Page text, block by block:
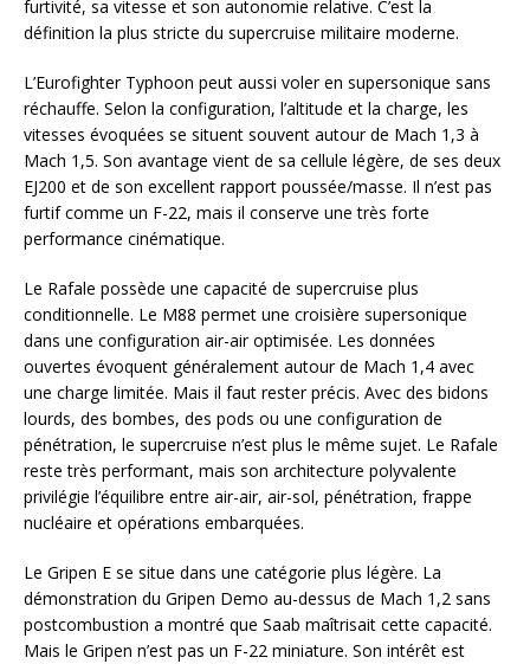
furtivité, sa vitesse et son autonomie relative. C’est la
définition la plus stricte du supercruise militaire moderne.
L’Eurofighter Typhoon peut aussi voler en supersonique sans
réchauffe. Selon la configuration, l’altitude et la charge, les
vitesses évoquées se situent souvent autour de Mach 1,3 à
Mach 1,5. Son avantage vient de sa cellule légère, de ses deux
EJ200 et de son excellent rapport poussée/masse. Il n’est pas
furtif comme un F-22, mais il conserve une très forte
performance cinématique.
Le Rafale possède une capacité de supercruise plus
conditionnelle. Le M88 permet une croisière supersonique
dans une configuration air-air optimisée. Les données
ouvertes évoquent généralement autour de Mach 1,4 avec
une charge limitée. Mais il faut rester précis. Avec des bidons
lourds, des bombes, des pods ou une configuration de
pénétration, le supercruise n’est plus le même sujet. Le Rafale
reste très performant, mais son architecture polyvalente
privilégie l’équilibre entre air-air, air-sol, pénétration, frappe
nucléaire et opérations embarquées.
Le Gripen E se situe dans une catégorie plus légère. La
démonstration du Gripen Demo au-dessus de Mach 1,2 sans
postcombustion a montré que Saab maîtrisait cette capacité.
Mais le Gripen n’est pas un F-22 miniature. Son intérêt est